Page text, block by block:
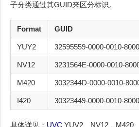
子分类通过其GUID来区分标识。
Format GUID
YUY2 32595559-0000-0010-
NV12 3231564E-0000-0010-
M420 3032344D-0000-0010-
I420 30323449-0000-0010-
具体详见： UVC YUV2、NV12、M420